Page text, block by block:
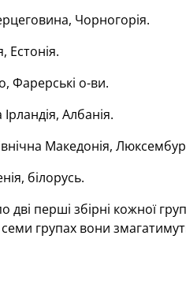
Чорногорія.
Естонія.
Фарерські о-ви.
Ірландія, Албанія.
Македонія,
білорусь.
дві перші збірні кожної
групах вони